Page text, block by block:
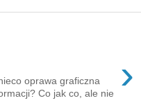
›
oprawa graficzna
Co jak co, ale nie